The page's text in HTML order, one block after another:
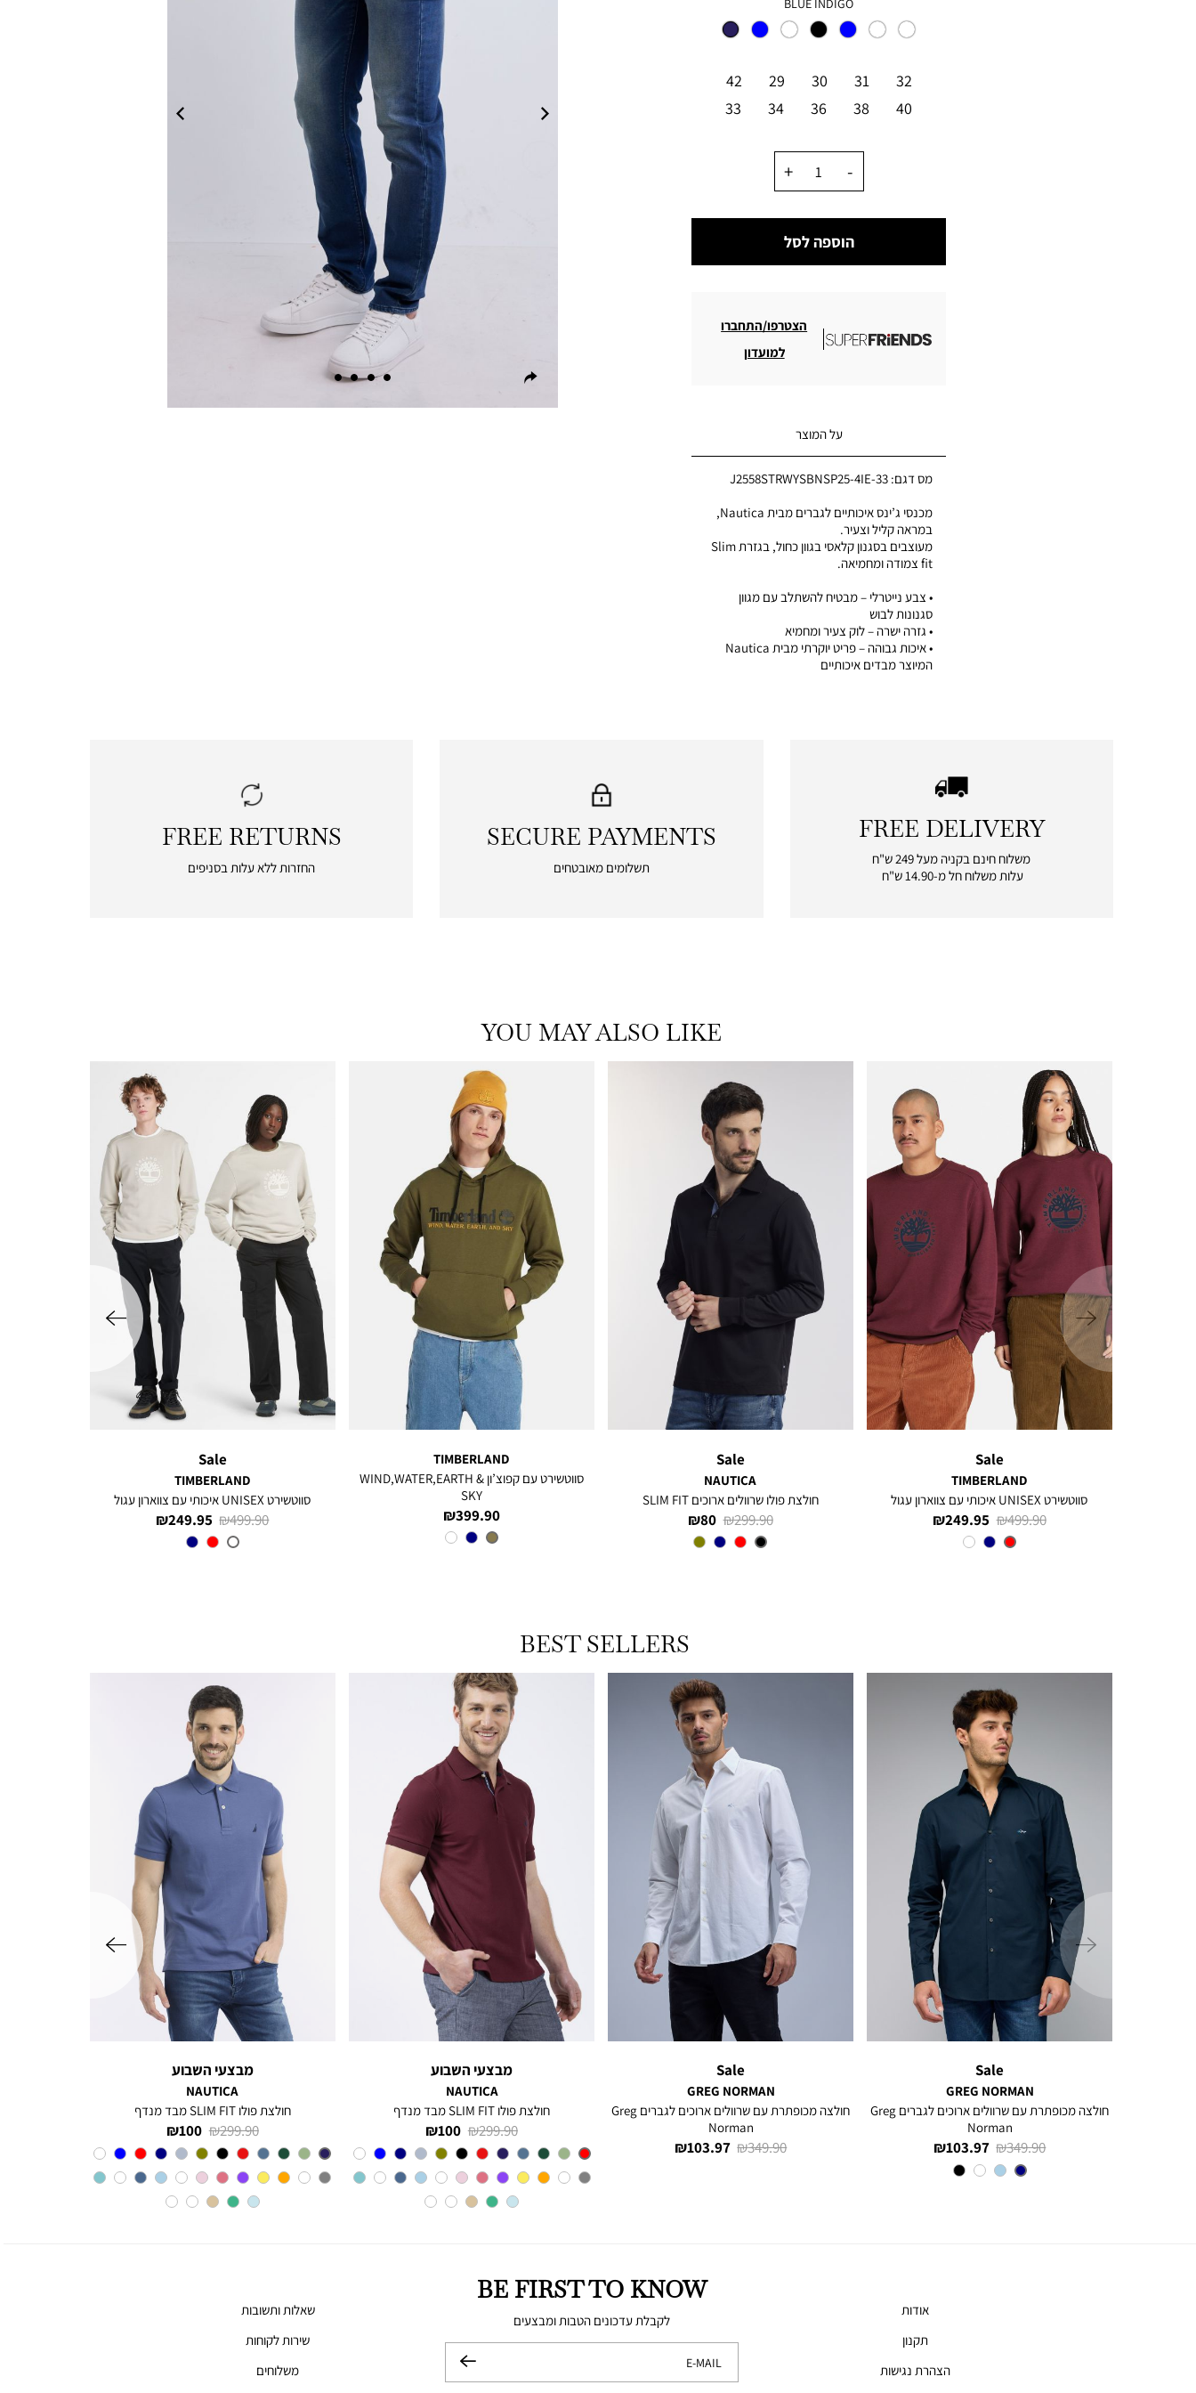
42 29 30 31
32
33
34 36 38 40
הוספה לסל
הצטרפו/התחברו
למועדון
על המוצר
מס דגם: J2558STRWYSBNSP25-4IE-33
מכנסי ג’ינס איכותיים לגברים מבית Nautica,
במראה קליל וצעיר.
מעוצבים בסגנון קלאסי בגוון כחול, בגזרת Slim
fit צמודה ומחמיאה.
• צבע נייטרלי – מבטיח להשתלב עם מגוון
סגנונות לבוש
• גזרה ישרה – לוק צעיר ומחמיא
• איכות גבוהה – פריט יוקרתי מבית Nautica
המיוצר מבדים איכותיים
|
free
delivery
FREE DELIVERY
משלוח חינם בקניה מעל 249 ש"ח
עלות משלוח חל מ-14.90 ש"ח
|
payments
SECURE PAYMENTS
תשלומים מאובטחים
|
returns
FREE RETURNS
החזרות ללא עלות בסניפים
YOU MAY ALSO LIKE
ימינה
Sale
TIMBERLAND
סווטשירט UNISEX איכותי עם צווארון עגול
מחיר
מוצר
249.95 ₪
מחיר
499.90 ₪
צבע
Red
Sale
NAUTICA
חולצת פולו שרוולים ארוכים SLIM FIT
מחיר
מוצר
80 ₪
מחיר
רגיל
299.90 ₪
צבע
BLACK
TIMBERLAND
סווטשירט עם קפוצ’ון WIND,WATER,EARTH &
SKY
מחיר
מוצר
399.90 ₪
צבע
OLIVE
Sale
TIMBERLAND
סווטשירט UNISEX איכותי עם צווארון עגול
מחיר
מוצר
249.95 ₪
מחיר
499.90 ₪
צבע
CY2
שמאלה
BEST SELLERS
ימינה
Sale
GREG NORMAN
חולצה מכופתרת עם שרוולים ארוכים לגברים Greg
Norman
מחיר
מוצר
103.97 ₪
מחיר
רגיל
349.90 ₪
צבע
NAVY
Sale
GREG NORMAN
חולצה מכופתרת עם שרוולים ארוכים לגברים Greg
Norman
מחיר
103.97 ₪
מחיר
349.90 ₪
מבצעי השבוע
NAUTICA
חולצת פולו SLIM FIT מבד מנדף
מחיר
מוצר
100 ₪
מחיר
רגיל
299.90 ₪
צבע
Red
מבצעי השבוע
NAUTICA
חולצת פולו SLIM FIT מבד מנדף
מחיר
מוצר
100 ₪
מחיר
רגיל
299.90 ₪
צבע
BLUE
INDIGO
שמאלה
BE FIRST TO KNOW
לקבלת עדכונים הטבות ומבצעים
E-MAIL
אודות
תקנון
הצהרת נגישות
שאלות ותשובות
שירות לקוחות
משלוחים